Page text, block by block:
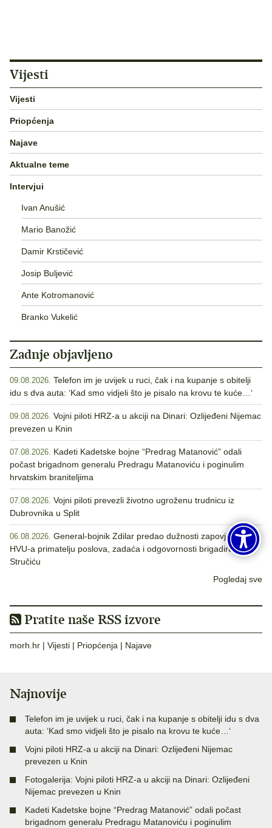
Vijesti
Vijesti
Priopćenja
Najave
Aktualne teme
Intervjui
Ivan Anušić
Mario Banožić
Damir Krstičević
Josip Buljević
Ante Kotromanović
Branko Vukelić
Zadnje objavljeno
09.08.2026. Telefon im je uvijek u ruci, čak i na kupanje s obitelji
idu s dva auta: ‘Kad smo vidjeli što je pisalo na krovu te kuće…‘
09.08.2026. Vojni piloti HRZ-a u akciji na Dinari: Ozlijeđeni Nijemac
prevezen u Knin
07.08.2026. Kadeti Kadetske bojne “Predrag Matanović” odali
počast brigadnom generalu Predragu Matanoviću i poginulim
hrvatskim braniteljima
07.08.2026. Vojni piloti prevezli životno ugroženu trudnicu iz
Dubrovnika u Split
06.08.2026. General-bojnik Zdilar predao dužnosti zapovjednika
HVU-a primatelju poslova, zadaća i odgovornosti brigadiru
Stručiću
Pogledaj sve
Pratite naše RSS izvore
morh.hr | Vijesti | Priopćenja | Najave
Najnovije
Telefon im je uvijek u ruci, čak i na kupanje s obitelji idu s dva
auta: ‘Kad smo vidjeli što je pisalo na krovu te kuće…‘
Vojni piloti HRZ-a u akciji na Dinari: Ozlijeđeni Nijemac
prevezen u Knin
Fotogalerija: Vojni piloti HRZ-a u akciji na Dinari: Ozlijeđeni
Nijemac prevezen u Knin
Kadeti Kadetske bojne “Predrag Matanović” odali počast
brigadnom generalu Predragu Matanoviću i poginulim